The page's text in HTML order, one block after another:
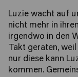
Luzie wacht auf
nicht mehr in
irgendwo in den
Takt geraten,
nur diese kann
kommen.